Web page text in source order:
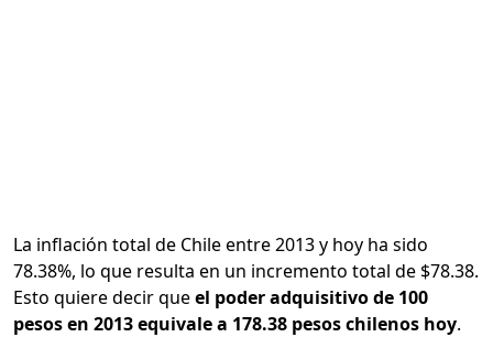
La inflación total de Chile entre 2013 y hoy ha sido
78.38%, lo que resulta en un incremento total de $78.38.
Esto quiere decir queel poder adquisitivo de 100
pesos en 2013 equivale a 178.38 pesos chilenos hoy.